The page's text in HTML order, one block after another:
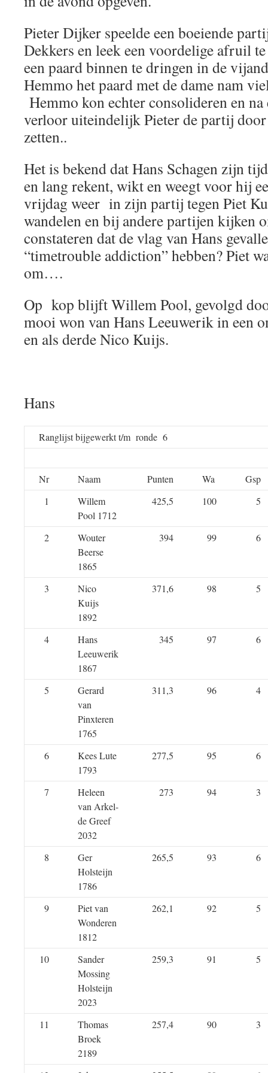
Pieter Dijker speelde een boeiende
Dekkers en leek een voordelige afruil
een paard binnen te dringen in de
Hemmo het paard met de dame nam
Hemmo kon echter consolideren en na
verloor uiteindelijk Pieter de partij
zetten..
Het is bekend dat Hans Schagen zijn
en lang rekent, wikt en weegt voor hij
vrijdag weer in zijn partij tegen Piet
wandelen en bij andere partijen kijken
constateren dat de vlag van Hans
“timetrouble addiction” hebben? Piet
om….
Op kop blijft Willem Pool, gevolgd
mooi won van Hans Leeuwerik in een
en als derde Nico Kuijs.
Hans
Ranglijst bijgewerkt t/m ronde 6
Nr Naam Punten Wa
Gsp
1
Willem
Pool 1712
425,5 100 5
2
Wouter
Beerse
1865
394 99 6
3
Nico
Kuijs
1892
371,6 98 5
4
Hans
Leeuwerik
1867
345 97 6
5
Gerard
van
Pinxteren
1765
311,3 96 4
6
Kees Lute
1793
277,5 95 6
7
Heleen
van Arkel-
de Greef
2032
273 94 3
8
Ger
Holsteijn
1786
265,5 93 6
9
Piet van
Wonderen
1812
262,1 92 5
10
Sander
Mossing
Holsteijn
2023
259,3 91 5
11
Thomas
Broek
2189
257,4 90 3